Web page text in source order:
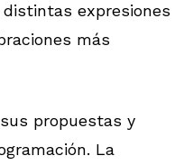
expresiones
más
propuestas y
La